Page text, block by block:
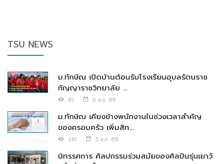
TSU NEWS
ม.ทักษิณ เปิดบ้านต้อนรับโรงเรียนอุบลรัตนราช
กัญญาราชวิทยาลัย ...
45 6 ส.ค. 69
ม.ทักษิณ เคียงข้างพนักงานในช่วงเวลาสำคัญ
ของครอบครัว เพิ่มสิท...
261 5 ส.ค. 69
นิทรรศการ ศิลปกรรมร่วมสมัยของศิลปินรุ่นเยาว์